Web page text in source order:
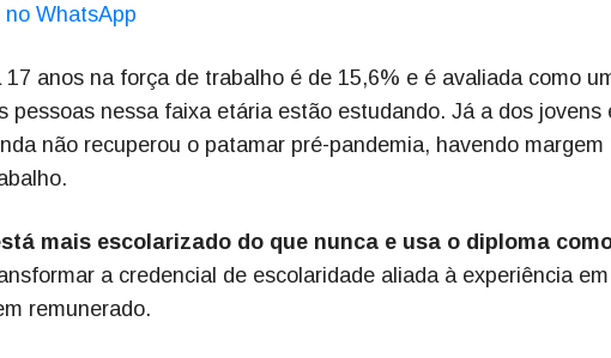
WhatsApp
anos na força de trabalho é de 15,6% e é avaliada como
pessoas nessa faixa etária estão estudando. Já a dos jovens
não recuperou o patamar pré-pandemia, havendo margem
mais escolarizado do que nunca e usa o diploma
a credencial de escolaridade aliada à experiência em
remunerado.